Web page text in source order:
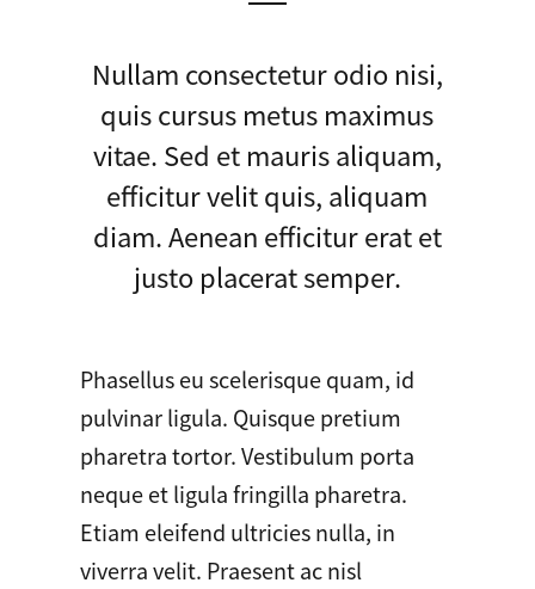
Nullam consectetur odio nisi,
quis cursus metus maximus
vitae. Sed et mauris aliquam,
efficitur velit quis, aliquam
diam. Aenean efficitur erat et
justo placerat semper.
Phasellus eu scelerisque quam, id
pulvinar ligula. Quisque pretium
pharetra tortor. Vestibulum porta
neque et ligula fringilla pharetra.
Etiam eleifend ultricies nulla, in
viverra velit. Praesent ac nisl